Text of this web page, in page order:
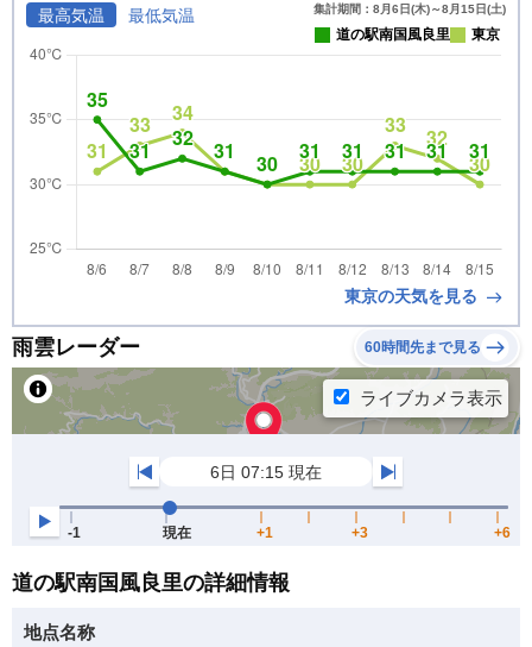
最高気温 最低気温 集計期間：8月6日(木)～8月15日(土)
道の駅南国風良里 東京
東京の天気を見る
雨雲レーダー 60時間先まで見る
道の駅南国風良里の詳細情報
地点名称